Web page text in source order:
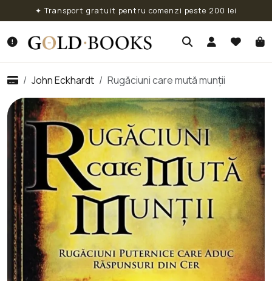
✦ Transport gratuit pentru comenzi peste 200 lei
John Eckhardt Rugăciuni care mută munții